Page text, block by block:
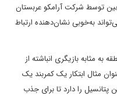
توسط شرکت آرامکو عربستان
به‌خوبی نشان‌دهنده ارتباط
مثابه بازیگری انباشته از
مثال ابتکار یک کمربند یک
پتانسیل را دارد تا برای جذب